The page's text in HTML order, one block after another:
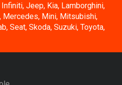
Jeep, Kia, Lamborghini,
Mercedes, Mini, Mitsubishi,
Seat, Skoda, Suzuki, Toyota,